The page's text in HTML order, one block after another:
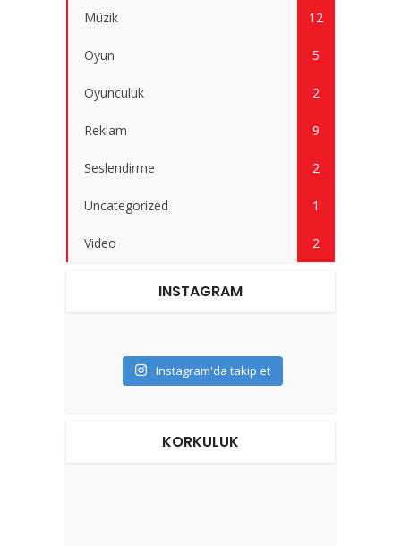
Müzik 12
Oyun 5
Oyunculuk 2
Reklam 9
Seslendirme 2
Uncategorized 1
Video 2
INSTAGRAM
Instagram'da takip et
KORKULUK